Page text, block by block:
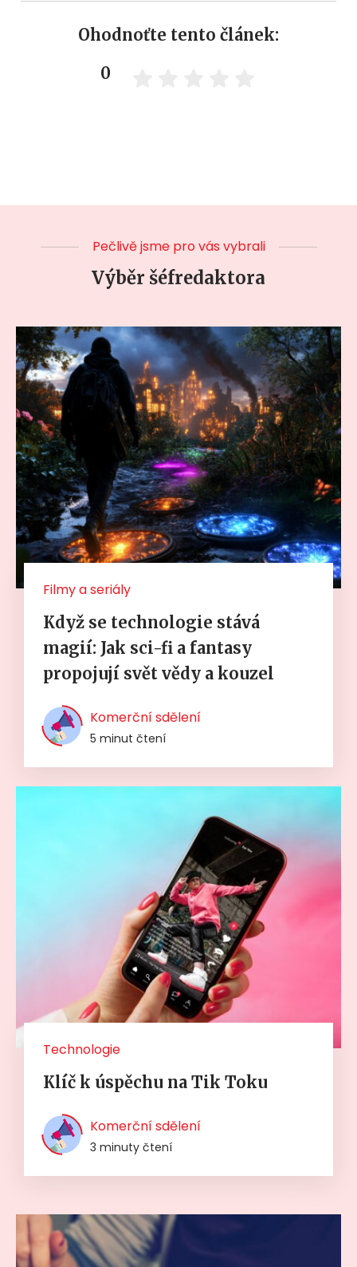
Ohodnoťte tento článek:
0
Pečlivě jsme pro vás vybrali
Výběr šéfredaktora
Filmy a seriály
Když se technologie stává
magií: Jak sci-fi a fantasy
propojují svět vědy a kouzel
Komerční sdělení
5 minut čtení
Technologie
Klíč k úspěchu na Tik Toku
Komerční sdělení
3 minuty čtení